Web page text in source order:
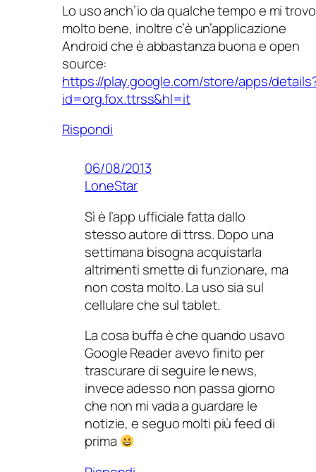
Lo uso anch’io da qualche tempo e mi trovo
molto bene, inoltre c’è un’applicazione
Android che è abbastanza buona e open
source:
https://play.google.com/store/apps/
id=org.fox.ttrss&hl=it
Rispondi
06/08/2013
LoneStar
Sì è l’app ufficiale fatta dallo
stesso autore di ttrss. Dopo una
settimana bisogna acquistarla
altrimenti smette di funzionare, ma
non costa molto. La uso sia sul
cellulare che sul tablet.
La cosa buffa è che quando usavo
Google Reader avevo finito per
trascurare di seguire le news,
invece adesso non passa giorno
che non mi vada a guardare le
notizie, e seguo molti più feed di
prima